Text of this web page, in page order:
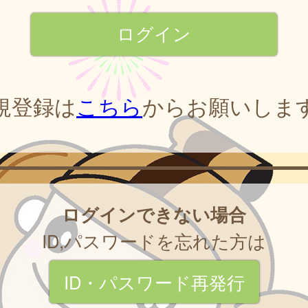
登録はこちらからお願いしま
ログインできない場合
ID,パスワードを忘れた方は
ID・パスワード再発行